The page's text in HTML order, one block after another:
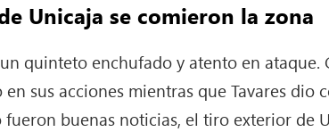
Unicaja se comieron la zona
quinteto enchufado y atento en ataque.
sus acciones mientras que Tavares dio
buenas noticias, el tiro exterior de